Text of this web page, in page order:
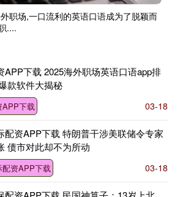
职场,一口流利的英语口语成为了脱颖而
....
APP下载 2025海外职场英语口语app排
款软件大揭秘
APP下载 03-18
配资APP下载 特朗普干涉美联储令专家
债市对此却不为所动
配资APP下载 03-18